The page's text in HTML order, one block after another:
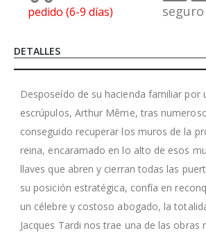
pedido (6-9 días)
seguro
DETALLES
Desposeído de su hacienda familiar por
escrúpulos, Arthur Même, tras
conseguido recuperar los muros de la
reina, encaramado en lo alto de esos
llaves que abren y cierran todas las
su posición estratégica, confía en
un célebre y costoso abogado, la
Jacques Tardi nos trae una de las obras